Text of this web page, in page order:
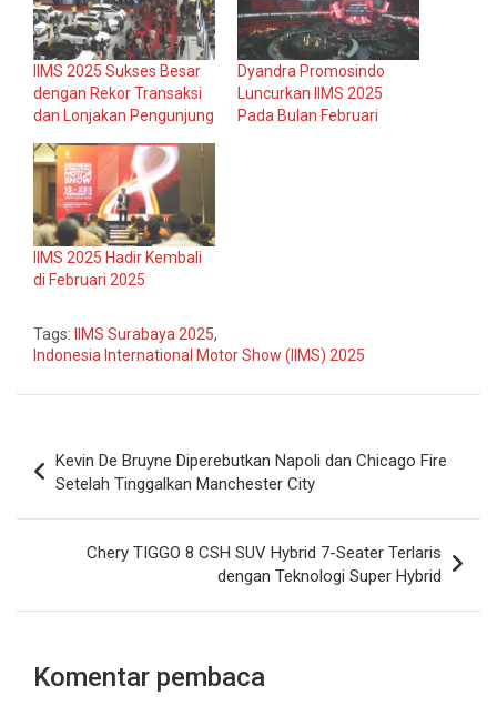
IIMS 2025 Sukses Besar
dengan Rekor Transaksi
dan Lonjakan Pengunjung
Dyandra Promosindo
Luncurkan IIMS 2025
Pada Bulan Februari
IIMS 2025 Hadir Kembali
di Februari 2025
Tags: IIMS Surabaya 2025,
Indonesia International Motor Show (IIMS) 2025
pos
Kevin De Bruyne Diperebutkan Napoli dan Chicago Fire
Setelah Tinggalkan Manchester City
Chery TIGGO 8 CSH SUV Hybrid 7-Seater Terlaris
dengan Teknologi Super Hybrid
Komentar pembaca